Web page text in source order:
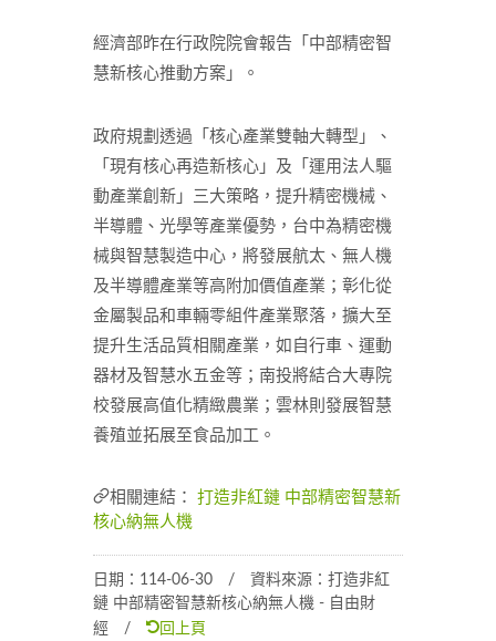
經濟部昨在行政院院會報告「中部精密智
慧新核心推動方案」。
政府規劃透過「核心產業雙軸大轉型」、
「現有核心再造新核心」及「運用法人驅
動產業創新」三大策略，提升精密機械、
半導體、光學等產業優勢，台中為精密機
械與智慧製造中心，將發展航太、無人機
及半導體產業等高附加價值產業；彰化從
金屬製品和車輛零組件產業聚落，擴大至
提升生活品質相關產業，如自行車、運動
器材及智慧水五金等；南投將結合大專院
校發展高值化精緻農業；雲林則發展智慧
養殖並拓展至食品加工。
相關連結： 打造非紅鏈 中部精密智慧新
核心納無人機
日期：114-06-30 / 資料來源：打造非紅
鏈 中部精密智慧新核心納無人機 - 自由財
經 /
回上頁